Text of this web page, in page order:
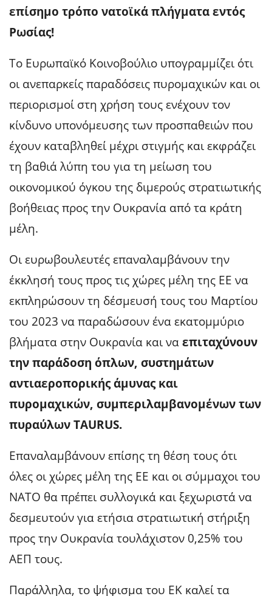
επίσημο τρόπο νατοϊκά πλήγματα εντός
Ρωσίας!
Το Ευρωπαϊκό Κοινοβούλιο υπογραμμίζει ότι
οι ανεπαρκείς παραδόσεις πυρομαχικών και οι
περιορισμοί στη χρήση τους ενέχουν τον
κίνδυνο υπονόμευσης των προσπαθειών που
έχουν καταβληθεί μέχρι στιγμής και εκφράζει
τη βαθιά λύπη του για τη μείωση του
οικονομικού όγκου της διμερούς στρατιωτικής
βοήθειας προς την Ουκρανία από τα κράτη
μέλη.
Οι ευρωβουλευτές επαναλαμβάνουν την
έκκλησή τους προς τις χώρες μέλη της ΕΕ να
εκπληρώσουν τη δέσμευσή τους του Μαρτίου
του 2023 να παραδώσουν ένα εκατομμύριο
βλήματα στην Ουκρανία και ναεπιταχύνουν
την παράδοση όπλων, συστημάτων
αντιαεροπορικής άμυνας και
πυρομαχικών, συμπεριλαμβανομένων των
πυραύλων TAURUS.
Επαναλαμβάνουν επίσης τη θέση τους ότι
όλες οι χώρες μέλη της ΕΕ και οι σύμμαχοι του
ΝΑΤΟ θα πρέπει συλλογικά και ξεχωριστά να
δεσμευτούν για ετήσια στρατιωτική στήριξη
προς την Ουκρανία τουλάχιστον 0,25% του
ΑΕΠ τους.
Παράλληλα, το ψήφισμα του ΕΚ καλεί τα